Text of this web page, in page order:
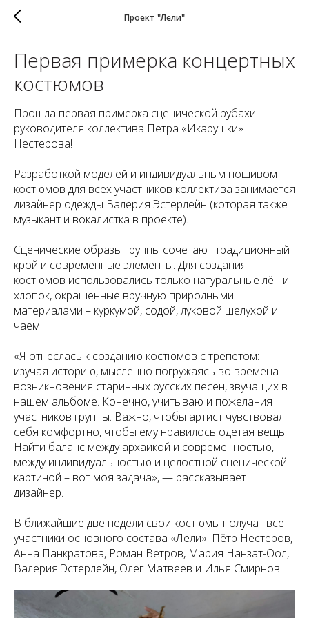
Проект "Лели"
Первая примерка концертных
костюмов
Прошла первая примерка сценической рубахи
руководителя коллектива Петра «Икарушки»
Нестерова!
Разработкой моделей и индивидуальным пошивом
костюмов для всех участников коллектива занимается
дизайнер одежды Валерия Эстерлейн (которая также
музыкант и вокалистка в проекте).
Сценические образы группы сочетают традиционный
крой и современные элементы. Для создания
костюмов использовались только натуральные лён и
хлопок, окрашенные вручную природными
материалами – куркумой, содой, луковой шелухой и
чаем.
«Я отнеслась к созданию костюмов с трепетом:
изучая историю, мысленно погружаясь во времена
возникновения старинных русских песен, звучащих в
нашем альбоме. Конечно, учитываю и пожелания
участников группы. Важно, чтобы артист чувствовал
себя комфортно, чтобы ему нравилось одетая вещь.
Найти баланс между архаикой и современностью,
между индивидуальностью и целостной сценической
картиной – вот моя задача», — рассказывает
дизайнер.
В ближайшие две недели свои костюмы получат все
участники основного состава «Лели»: Пётр Нестеров,
Анна Панкратова, Роман Ветров, Мария Нанзат-Оол,
Валерия Эстерлейн, Олег Матвеев и Илья Смирнов.